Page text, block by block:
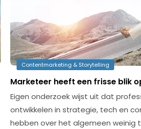
Contentmarketing & Storytelling
Marketeer heeft een frisse blik
Eigen onderzoek wijst uit dat
ontwikkelen in strategie, tech en
hebben over het algemeen weinig